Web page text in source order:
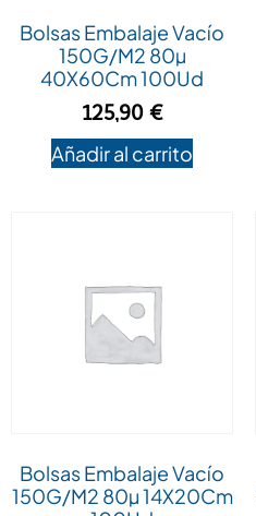
Bolsas Embalaje Vacío
150G/M2 80µ
40X60Cm 100Ud
125,90 €
Añadir al carrito
Bolsas Embalaje Vacío
150G/M2 80µ 14X20Cm